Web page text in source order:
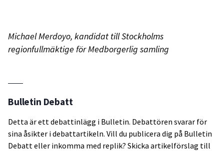
Michael Merdoyo, kandidat till Stockholms
regionfullmäktige för Medborgerlig samling
Bulletin Debatt
Detta är ett debattinlägg i Bulletin. Debattören svarar för
sina åsikter i debattartikeln. Vill du publicera dig på Bulletin
Debatt eller inkomma med replik? Skicka artikelförslag till